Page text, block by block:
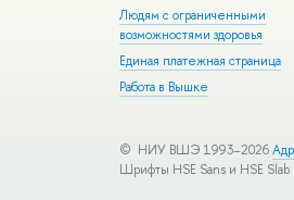
Людям с ограниченными
возможностями здоровья
Единая платежная страница
Работа в Вышке
© НИУ ВШЭ 1993–2026
Шрифты HSE Sans и HSE Slab